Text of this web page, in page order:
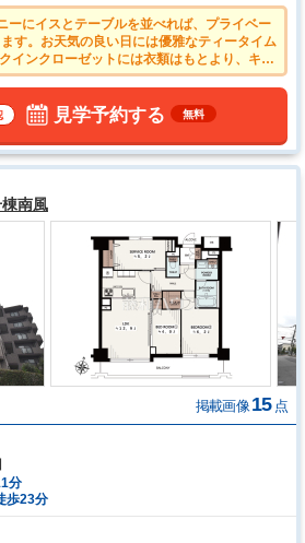
ーにイスとテーブルを並べれば、プライベー
す。お天気の良い日には優雅なティータイム
ンクローゼットには衣類はもとより、キャ
ケースなども収まりお家がスッキリ！ ●大切
見学予約する 無料
南風
掲載画像 15 点
分
歩23分